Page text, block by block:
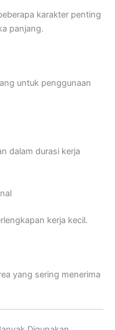
karakter penting
panjang.
untuk penggunaan
dalam durasi kerja
kerja kecil.
yang sering menerima